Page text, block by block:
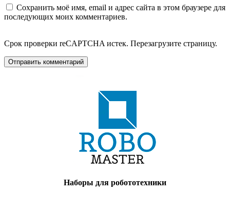
Сохранить моё имя, email и адрес сайта в этом браузере для
последующих моих комментариев.
Срок проверки reCAPTCHA истек. Перезагрузите страницу.
Наборы для робототехники